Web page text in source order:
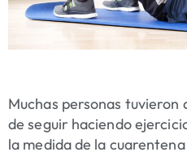
Muchas personas
de seguir haciendo
la medida de la